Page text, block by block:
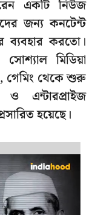
একটি নিউজ
জন্য কনটেন্ট
করতো।
মিডিয়া
গেমিং থেকে শুরু
ও এন্টারপ্রাইজ
হয়েছে।